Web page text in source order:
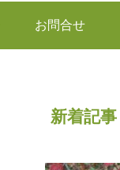
お問合せ
新着記事